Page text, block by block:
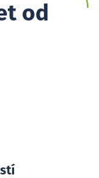
od